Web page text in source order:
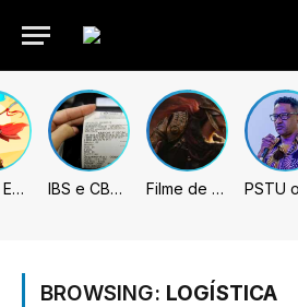
Fading Echo – Review IBS e CBS necessitarão constar nas notas fiscais com início desta 2ª. Entenda Filme de Elden Ring tem gravações concluídas, mas ainda fica longe do lançamento
BROWSING: LOGÍSTICA